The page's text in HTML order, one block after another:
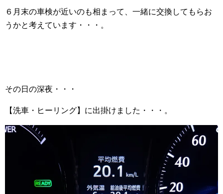
６月末の車検が近いのも相まって、一緒に交換してもらお
うかと考えています・・・。
その日の深夜・・・
【洗車・ヒーリング】に出掛けました・・・。